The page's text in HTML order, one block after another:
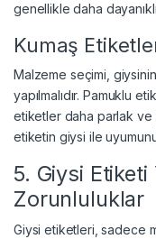
genellikle daha
Kumaş
Malzeme seçimi,
yapılmalıdır. Pamuklu
etiketler daha parlak ve
etiketin giysi ile uyumunu
5. Giysi
Zorunluluklar
Giysi etiketleri, sadece